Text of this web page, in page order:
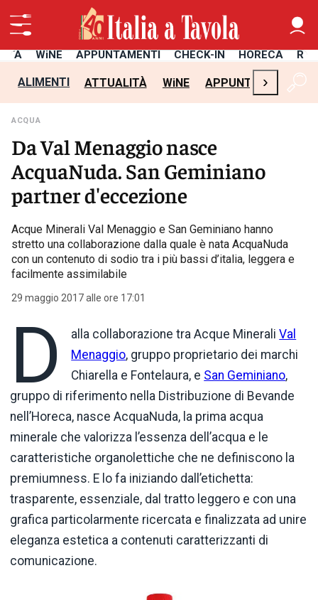
WiNE APPUNTAMENTI CHECK-IN HORECA
ALIMENTI ATTUALITÀ WiNE APPUNTAMENTI
›
ACQUA
Da Val Menaggio nasce
AcquaNuda. San Geminiano
partner d'eccezione
Acque Minerali Val Menaggio e San Geminiano hanno
stretto una collaborazione dalla quale è nata AcquaNuda
con un contenuto di sodio tra i più bassi d’italia, leggera e
facilmente assimilabile
29 maggio 2017 alle ore 17:01
D alla collaborazione tra Acque MineraliVal
Menaggio, gruppo proprietario dei marchi
Chiarella e Fontelaura, e San Geminiano,
gruppo di riferimento nella Distribuzione di Bevande
nell’Horeca, nasce AcquaNuda, la prima acqua
minerale che valorizza l’essenza dell’acqua e le
caratteristiche organolettiche che ne definiscono la
premiumness. E lo fa iniziando dall’etichetta:
trasparente, essenziale, dal tratto leggero e con una
grafica particolarmente ricercata e finalizzata ad unire
eleganza estetica a contenuti caratterizzanti di
comunicazione.